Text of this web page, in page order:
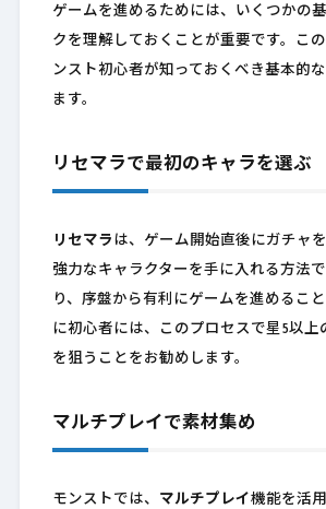
ゲームを進めるためには、いくつかの
クを理解しておくことが重要です。こ
ンスト初心者が知っておくべき基本的
ます。
リセマラで最初のキャラを選ぶ
リセマラ は、ゲーム開始直後にガチャ
強力なキャラクターを手に入れる方法
り、序盤から有利にゲームを進めるこ
に初心者には、このプロセスで星5以上
を狙うことをお勧めします。
マルチプレイで素材集め
モンストでは、 マルチプレイ 機能を活